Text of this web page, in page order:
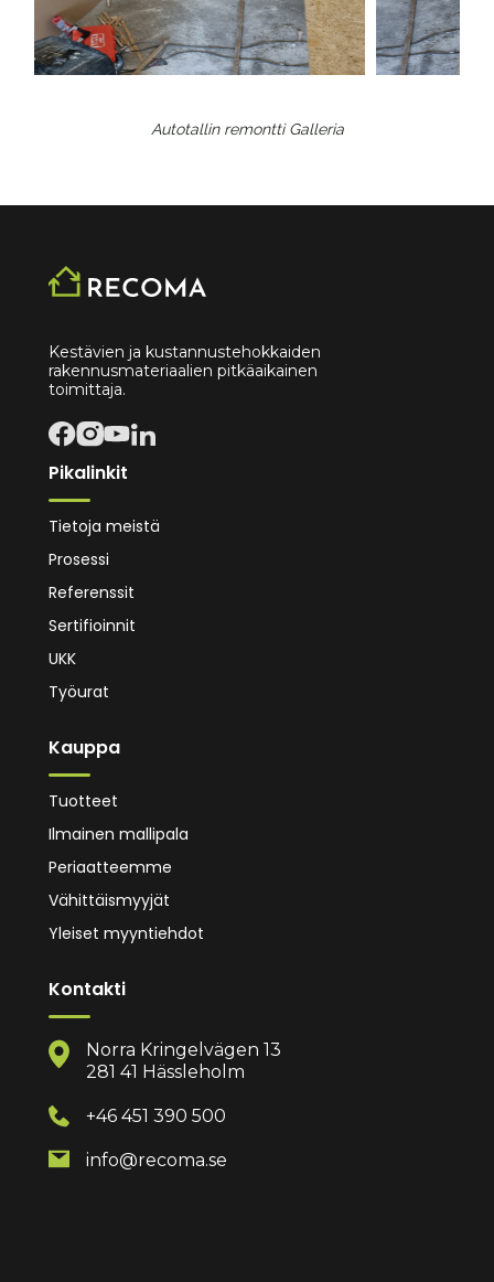
Autotallin remonttiGalleria
Kestävien ja kustannustehokkaiden
rakennusmateriaalien pitkäaikainen
toimittaja.
Pikalinkit
Tietoja meistä
Prosessi
Referenssit
Sertifioinnit
UKK
Työurat
Kauppa
Tuotteet
Ilmainen mallipala
Periaatteemme
Vähittäismyyjät
Yleiset myyntiehdot
Kontakti
Norra Kringelvägen 13
281 41 Hässleholm
+46 451 390 500
info@recoma.se